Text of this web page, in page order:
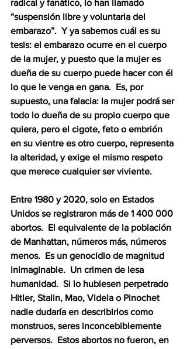
radical y fanático, lo han llamado
“suspensión libre y voluntaria del
embarazo”.  Y ya sabemos cuál es su
tesis: el embarazo ocurre en el cuerpo
de la mujer, y puesto que la mujer es
dueña de su cuerpo puede hacer con él
lo que le venga en gana.  Es, por
supuesto, una falacia: la mujer podrá ser
todo lo dueña de su propio cuerpo que
quiera, pero el cigote, feto o embrión
en su vientre es otro cuerpo, representa
la alteridad, y exige el mismo respeto
que merece cualquier ser viviente.
Entre 1980 y 2020, solo en Estados
Unidos se registraron más de 1 400 000
abortos.  El equivalente de la población
de Manhattan, números más, números
menos.  Es un genocidio de magnitud
inimaginable.  Un crimen de lesa
humanidad.  Si lo hubiesen perpetrado
Hitler, Stalin, Mao, Videla o Pinochet
nadie dudaría en describirlos como
monstruos, seres inconcebiblemente
perversos.  Estos abortos no fueron, en